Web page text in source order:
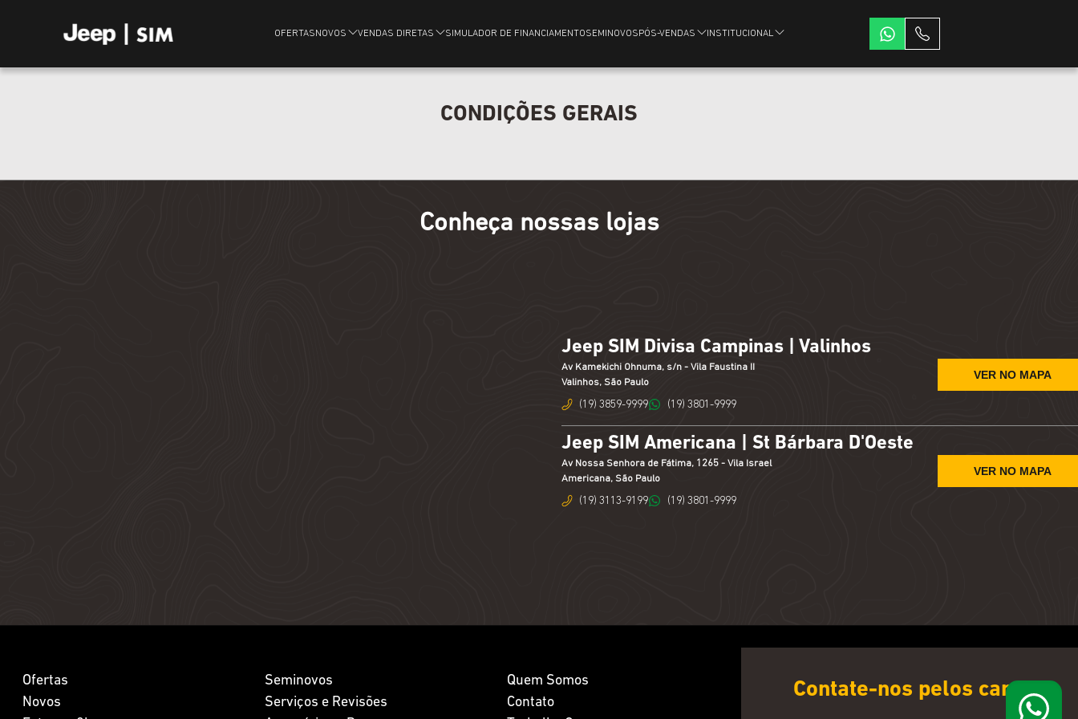
OFERTASNOVOS VENDAS DIRETAS SIMULADOR DE FINANCIAMENTOSEMINOVOSPÓS-VENDAS INSTITUCIONAL
CONDIÇÕES GERAIS
Conheça nossas lojas
Jeep SIM Divisa Campinas | Valinhos
Av Kamekichi Ohnuma, s/n - Vila Faustina II
Valinhos, São Paulo
(19) 3859-9999 (19) 3801-9999
VER NO MAPA
Jeep SIM Americana | St Bárbara D'Oeste
Av Nossa Senhora de Fátima, 1265 - Vila Israel
Americana, São Paulo
(19) 3113-9199 (19) 3801-9999
VER NO MAPA
Ofertas
Novos
Seminovos
Serviços e Revisões
Quem Somos
Contato
Contate-nos pelos canais: